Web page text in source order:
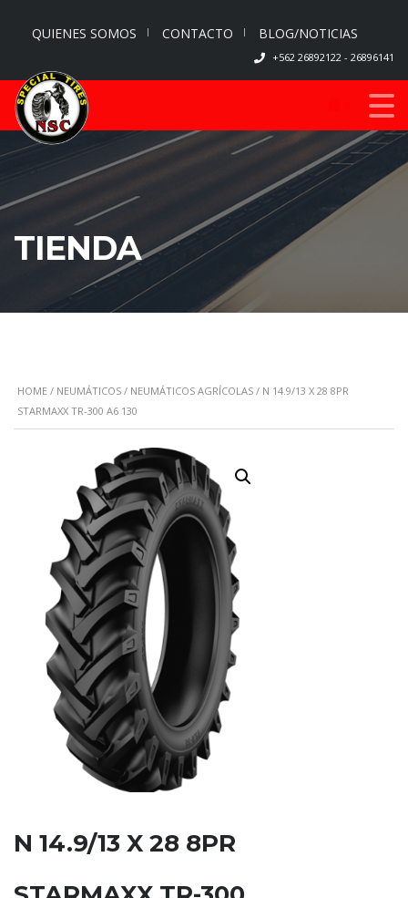
QUIENES SOMOS CONTACTO BLOG/NOTICIAS
+562 26892122 - 26896141
TIENDA
HOME / NEUMÁTICOS / NEUMÁTICOS AGRÍCOLAS / N 14.9/13 X 28 8PR
STARMAXX TR-300 A6 130
N 14.9/13 X 28 8PR